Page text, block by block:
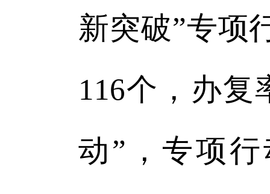
新突破”专项
116个，办复
动”，专项